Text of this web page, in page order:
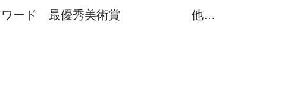
・アワード 最優秀美術賞 他…